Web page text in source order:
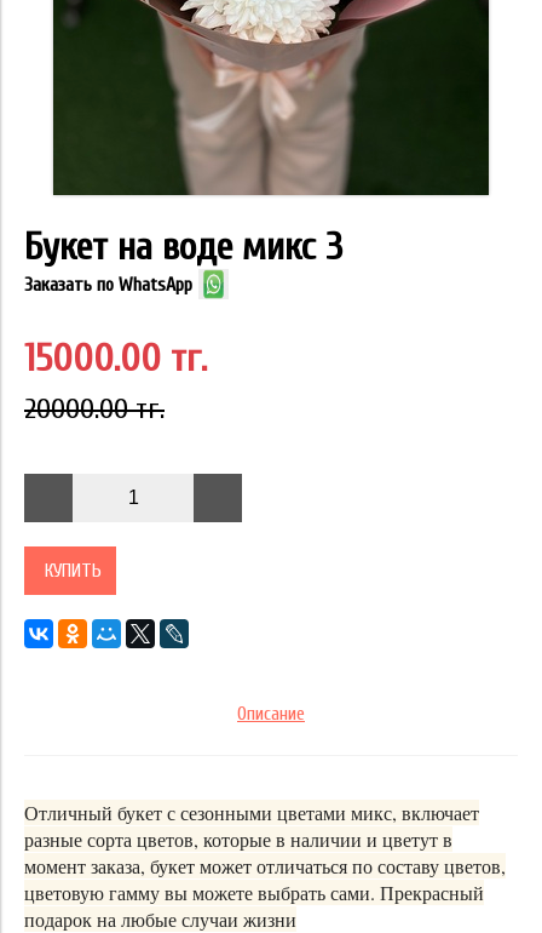
Букет на воде микс 3
Заказать по WhatsApp
15000.00 тг.
20000.00 тг.
КУПИТЬ
Описание
Отличный букет с сезонными цветами микс, включает
разные сорта цветов, которые в наличии и цветут в
момент заказа, букет может отличаться по составу цветов,
цветовую гамму вы можете выбрать сами. Прекрасный
подарок на любые случаи жизни